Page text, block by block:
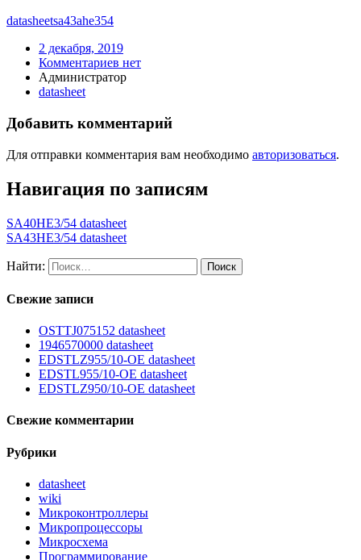
datasheetsa43ahe354
2 декабря, 2019
Комментариев нет
Администратор
datasheet
Добавить комментарий
Для отправки комментария вам необходимо авторизоваться.
Навигация по записям
SA40HE3/54 datasheet
SA43HE3/54 datasheet
Найти:
Свежие записи
OSTTJ075152 datasheet
1946570000 datasheet
EDSTLZ955/10-OE datasheet
EDSTL955/10-OE datasheet
EDSTLZ950/10-OE datasheet
Свежие комментарии
Рубрики
datasheet
wiki
Микроконтроллеры
Микропроцессоры
Микросхема
Программирование